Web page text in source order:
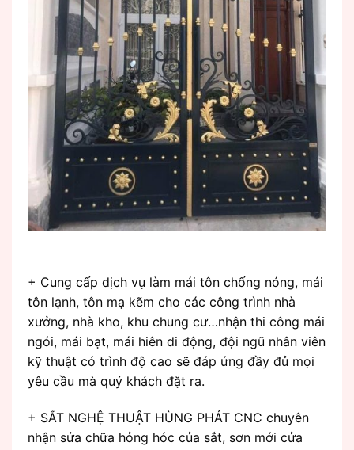
+ Cung cấp dịch vụ làm mái tôn chống nóng, mái
tôn lạnh, tôn mạ kẽm cho các công trình nhà
xưởng, nhà kho, khu chung cư…nhận thi công mái
ngói, mái bạt, mái hiên di động, đội ngũ nhân viên
kỹ thuật có trình độ cao sẽ đáp ứng đầy đủ mọi
yêu cầu mà quý khách đặt ra.
+ SẮT NGHỆ THUẬT HÙNG PHÁT CNC chuyên
nhận sửa chữa hỏng hóc của sắt, sơn mới cửa